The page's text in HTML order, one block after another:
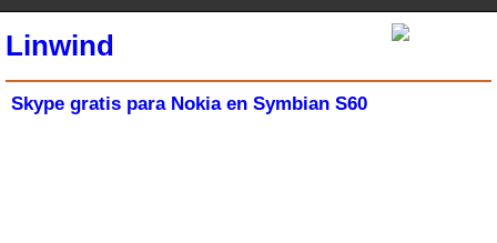
Linwind
Skype gratis para Nokia en Symbian S60